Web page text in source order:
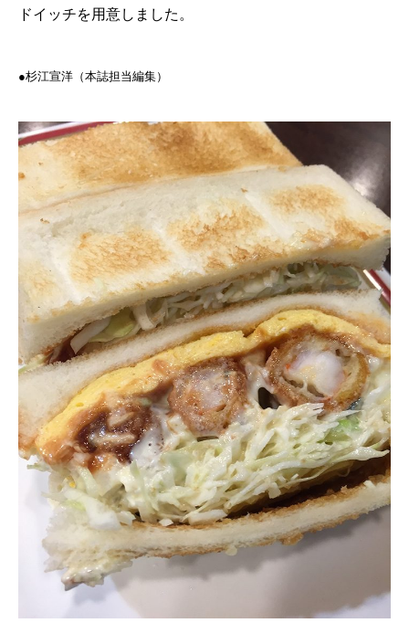
ドイッチを用意しました。
●︎︎杉江宣洋（本誌担当編集）